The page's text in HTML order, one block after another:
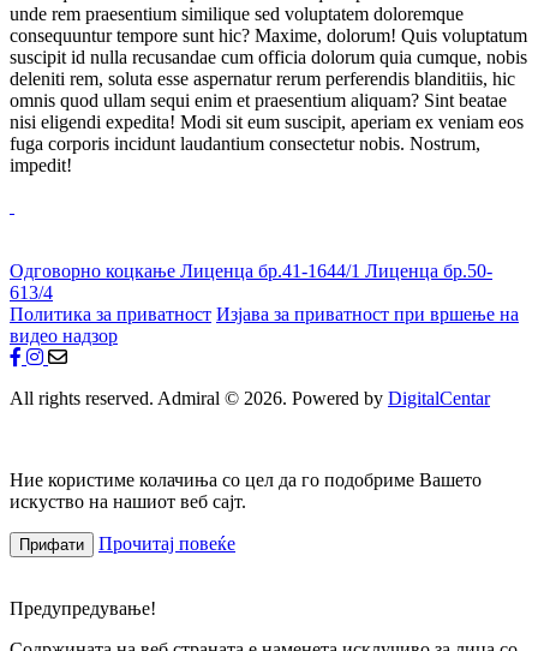
unde rem praesentium similique sed voluptatem doloremque
consequuntur tempore sunt hic? Maxime, dolorum! Quis voluptatum
suscipit id nulla recusandae cum officia dolorum quia cumque, nobis
deleniti rem, soluta esse aspernatur rerum perferendis blanditiis, hic
omnis quod ullam sequi enim et praesentium aliquam? Sint beatae
nisi eligendi expedita! Modi sit eum suscipit, aperiam ex veniam eos
fuga corporis incidunt laudantium consectetur nobis. Nostrum,
impedit!
Одговорно коцкање Лиценца бр.41-1644/1 Лиценца бр.50-
613/4
Политика за приватност Изјава за приватност при вршење на
видео надзор
All rights reserved. Admiral © 2026. Powered by DigitalCentar
Ние користиме колачиња со цел да го подобриме Вашето
искуство на нашиот веб сајт.
Прифати Прочитај повеќе
Предупредување!